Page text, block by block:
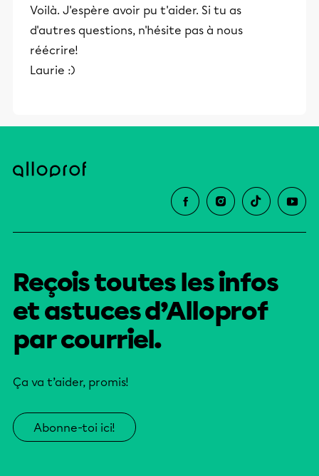
Voilà. J'espère avoir pu t'aider. Si tu as
d'autres questions, n'hésite pas à nous
réécrire!
Laurie :)
Reçois toutes les infos
et astuces d’Alloprof
par courriel.
Ça va t’aider, promis!
Abonne-toi ici!